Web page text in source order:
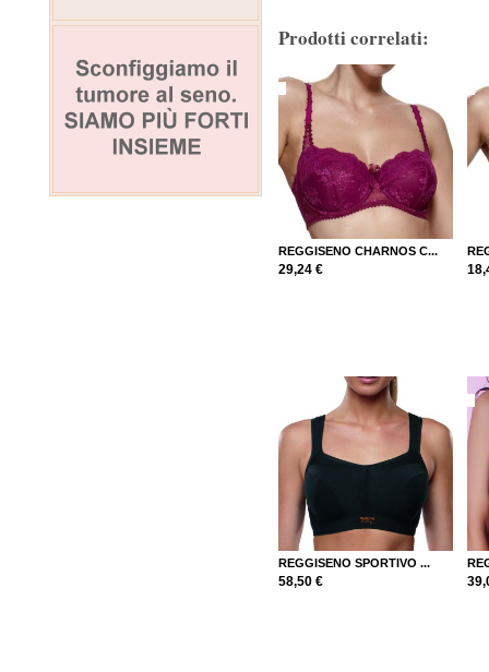
Prodotti correlati:
REGGISENO CHARNOS C...
29,24 €
REGGISENO SPORTIVO ...
58,50 €